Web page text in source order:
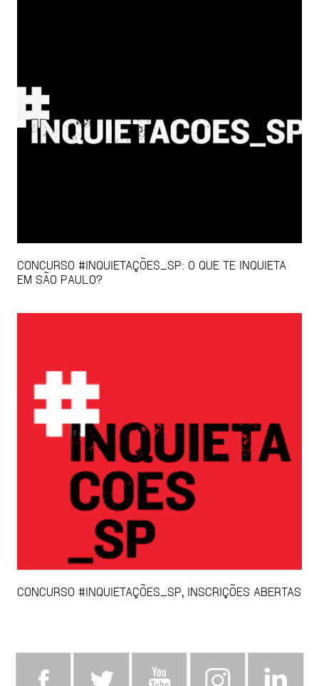
CONCURSO #INQUIETAÇÕES_SP: O QUE TE INQUIETA
EM SÃO PAULO?
CONCURSO #INQUIETAÇÕES_SP, INSCRIÇÕES ABERTAS